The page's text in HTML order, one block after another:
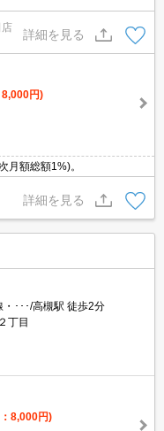
店
詳細を見る
8,000円)
月額総額1%)。
詳細を見る
･･･/高槻駅 徒歩2分
丁目
8,000円)